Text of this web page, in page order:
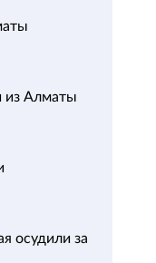
из Алматы
осудили за